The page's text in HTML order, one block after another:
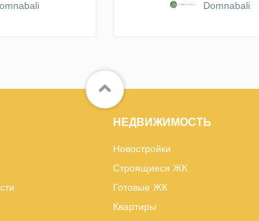
Domnabali
НЕДВИЖИМОСТЬ
Новостройки
Строящиеся ЖК
Готовые ЖК
Квартиры